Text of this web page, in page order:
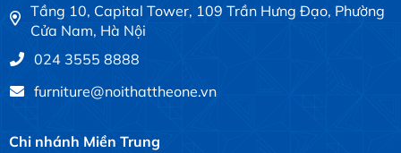
Tầng 10, Capital Tower, 109 Trần Hưng Đạo, Phường
Cửa Nam, Hà Nội
024 3555 8888
furniture@noithattheone.vn
Chi nhánh Miền Trung